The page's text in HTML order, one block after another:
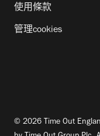
使用條款
管理cookies
© 2026 Time Out